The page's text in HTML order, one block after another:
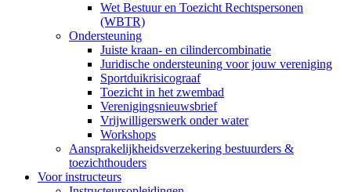
Wet Bestuur en Toezicht Rechtspersonen
(WBTR)
Ondersteuning
Juiste kraan- en cilindercombinatie
Juridische ondersteuning voor jouw vereniging
Sportduikrisicograaf
Toezicht in het zwembad
Verenigingsnieuwsbrief
Vrijwilligerswerk onder water
Workshops
Aansprakelijkheidsverzekering bestuurders &
toezichthouders
Voor instructeurs